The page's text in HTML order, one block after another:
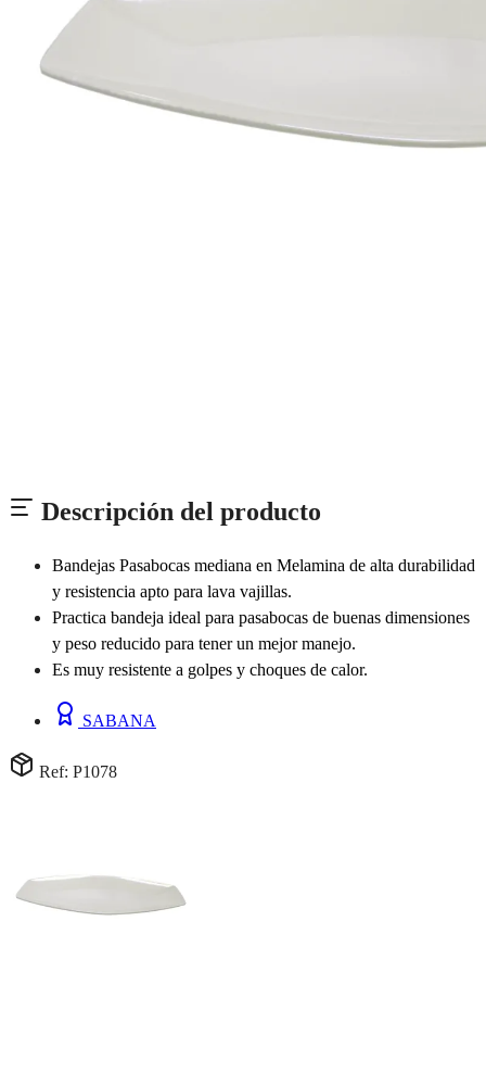
Descripción del producto
Bandejas Pasabocas mediana en Melamina de alta durabilidad
y resistencia apto para lava vajillas.
Practica bandeja ideal para pasabocas de buenas dimensiones
y peso reducido para tener un mejor manejo.
Es muy resistente a golpes y choques de calor.
SABANA
Ref: P1078